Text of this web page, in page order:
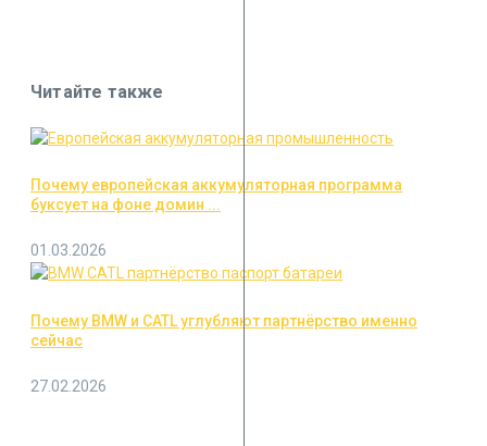
Читайте также
Почему европейская аккумуляторная программа
буксует на фоне домин ...
01.03.2026
Почему BMW и CATL углубляют партнёрство именно
сейчас
27.02.2026